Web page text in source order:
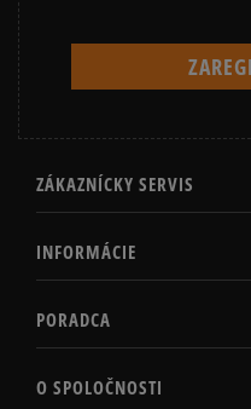
ZÁKAZNÍCKY SERVIS
INFORMÁCIE
PORADCA
O SPOLOČNOSTI